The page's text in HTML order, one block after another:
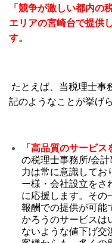
「競争が激しい都内の
エリアの宮崎台で提供
す。
たとえば、当税理士事
記のようなことが挙げ
「高品質のサービス
の税理士事務所/会
力は常に意識してお
ー様・会社設立をさ
に応援します。その
報酬での提供が可能
かろうのサービスは
ないような値下げ交